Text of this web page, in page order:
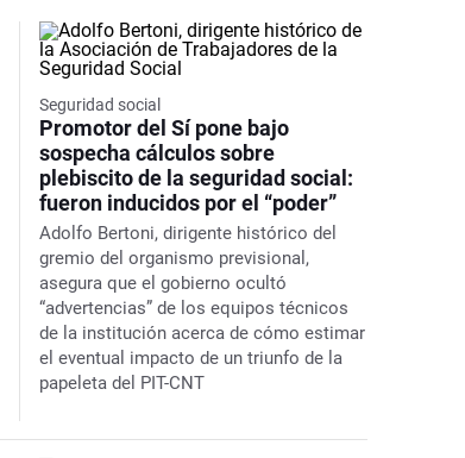
Seguridad social
Promotor del Sí pone bajo
sospecha cálculos sobre
plebiscito de la seguridad social:
fueron inducidos por el “poder”
Adolfo Bertoni, dirigente histórico del
gremio del organismo previsional,
asegura que el gobierno ocultó
“advertencias” de los equipos técnicos
de la institución acerca de cómo estimar
el eventual impacto de un triunfo de la
papeleta del PIT-CNT